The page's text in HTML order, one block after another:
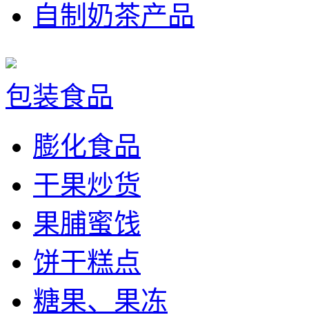
自制奶茶产品
包装食品
膨化食品
干果炒货
果脯蜜饯
饼干糕点
糖果、果冻